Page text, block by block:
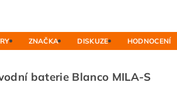
ZNAČKA DISKUZE HODNOCENÍ
baterie Blanco MILA-S